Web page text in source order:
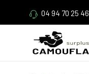
04 94 70 25 46